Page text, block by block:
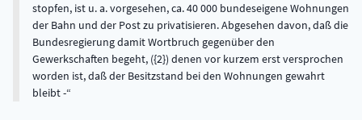
stopfen, ist u. a. vorgesehen, ca. 40 000 bundeseigene Wohnungen
der Bahn und der Post zu privatisieren. Abgesehen davon, daß die
Bundesregierung damit Wortbruch gegenüber den
Gewerkschaften begeht, ({2}) denen vor kurzem erst versprochen
worden ist, daß der Besitzstand bei den Wohnungen gewahrt
bleibt -